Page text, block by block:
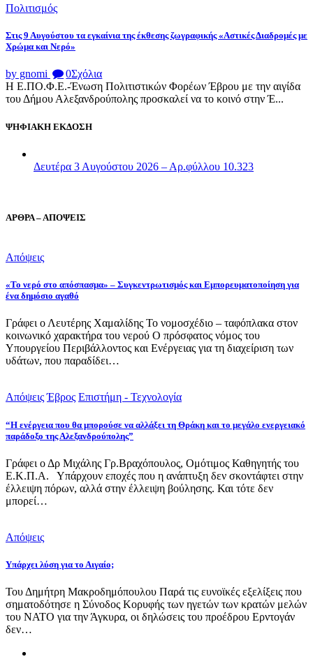
Πολιτισμός
Στις 9 Αυγούστου τα εγκαίνια της έκθεσης ζωγραφικής «Αστικές Διαδρομές με
Χρώμα και Νερό»
by gnomi 0Σχόλια
Η Ε.ΠΟ.Φ.Ε.-Ένωση Πολιτιστικών Φορέων Έβρου με την αιγίδα
του Δήμου Αλεξανδρούπολης προσκαλεί να το κοινό στην Έ...
ΨΗΦΙΑΚΗ ΕΚΔΟΣΗ
Δευτέρα 3 Αυγούστου 2026 – Αρ.φύλλου 10.323
ΑΡΘΡΑ – ΑΠΟΨΕΙΣ
Απόψεις
«Το νερό στο απόσπασμα» – Συγκεντρωτισμός και Εμπορευματοποίηση για
ένα δημόσιο αγαθό
Γράφει ο Λευτέρης Χαμαλίδης Το νομοσχέδιο – ταφόπλακα στον
κοινωνικό χαρακτήρα του νερού Ο πρόσφατος νόμος του
Υπουργείου Περιβάλλοντος και Ενέργειας για τη διαχείριση των
υδάτων, που παραδίδει…
Απόψεις Έβρος Επιστήμη - Τεχνολογία
“Η ενέργεια που θα μπορούσε να αλλάξει τη Θράκη και το μεγάλο ενεργειακό
παράδοξο της Αλεξανδρούπολης”
Γράφει ο Δρ Μιχάλης Γρ.Βραχόπουλος, Ομότιμος Καθηγητής του
Ε.Κ.Π.Α. Υπάρχουν εποχές που η ανάπτυξη δεν σκοντάφτει στην
έλλειψη πόρων, αλλά στην έλλειψη βούλησης. Και τότε δεν
μπορεί…
Απόψεις
Υπάρχει λύση για το Αιγαίο;
Του Δημήτρη Μακροδημόπουλου Παρά τις ευνοϊκές εξελίξεις που
σηματοδότησε η Σύνοδος Κορυφής των ηγετών των κρατών μελών
του ΝΑΤΟ για την Άγκυρα, οι δηλώσεις του προέδρου Ερντογάν
δεν…